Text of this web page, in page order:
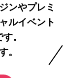
ンやプレミ
ルイベント
。
。